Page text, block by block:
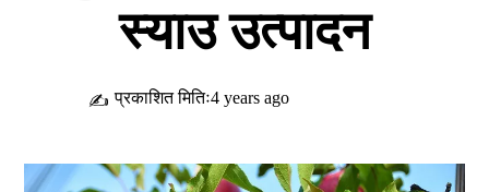
स्याउ उत्पादन
✍ प्रकाशित मितिः4 years ago